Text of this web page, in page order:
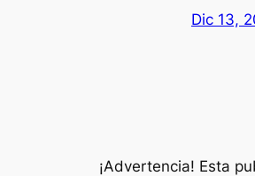
Dic 13,
¡Advertencia! Esta